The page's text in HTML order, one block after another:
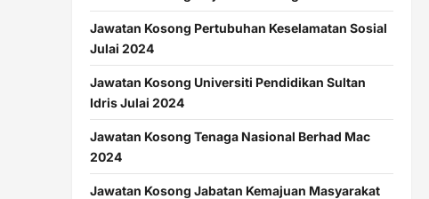
Jawatan Kosong Pertubuhan Keselamatan Sosial
Julai 2024
Jawatan Kosong Universiti Pendidikan Sultan
Idris Julai 2024
Jawatan Kosong Tenaga Nasional Berhad Mac
2024
Jawatan Kosong Jabatan Kemajuan Masyarakat